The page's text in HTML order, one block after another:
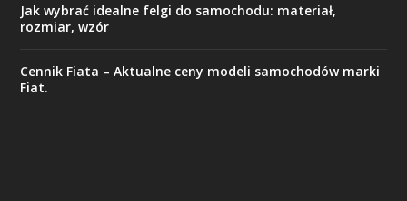
Jak wybrać idealne felgi do samochodu: materiał,
rozmiar, wzór
Cennik Fiata – Aktualne ceny modeli samochodów marki
Fiat.